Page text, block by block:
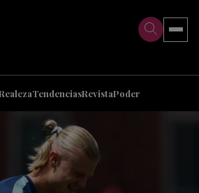
TendenciasRevistaPoder